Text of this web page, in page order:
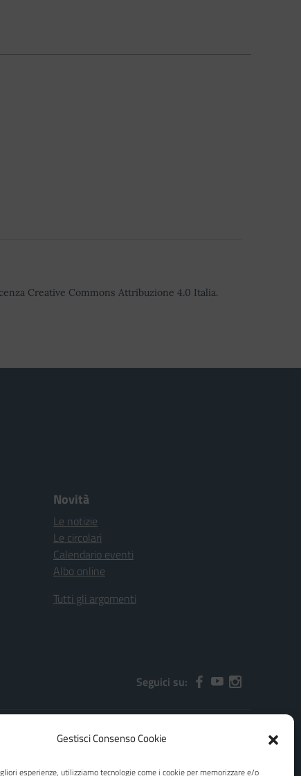
Gestisci Consenso Cookie
esperienze, utilizziamo tecnologie come i cookie per memorizzare e/o
Creative Commons Attribuzione 4.0 Italia.
Novità
Le notizie
Le circolari
Calendario eventi
Albo online
Tutti gli argomenti
Seguici su: